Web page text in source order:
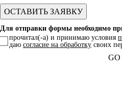
Для отправки формы необходимо
прочитал(-а) и принимаю условия
даю согласие на обработку своих
GO